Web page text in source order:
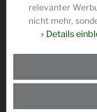
relevanter
nicht mehr,
Details
UNSERE